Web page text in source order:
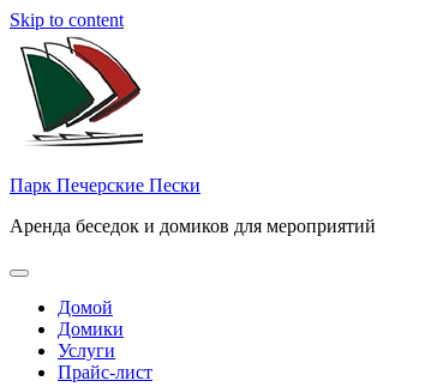
Skip to content
Парк Печерские Пески
Аренда беседок и домиков для мероприятий
Домой
Домики
Услуги
Прайс-лист